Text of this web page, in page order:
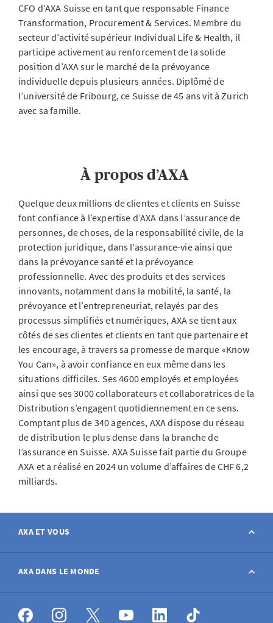
CFO d’AXA Suisse en tant que responsable Finance
Transformation, Procurement & Services. Membre du
secteur d’activité supérieur Individual Life & Health, il
participe activement au renforcement de la solide
position d’AXA sur le marché de la prévoyance
individuelle depuis plusieurs années. Diplômé de
l’université de Fribourg, ce Suisse de 45 ans vit à Zurich
avec sa famille.
À propos d’AXA
Quelque deux millions de clientes et clients en Suisse
font confiance à l’expertise d’AXA dans l’assurance de
personnes, de choses, de la responsabilité civile, de la
protection juridique, dans l’assurance-vie ainsi que
dans la prévoyance santé et la prévoyance
professionnelle. Avec des produits et des services
innovants, notamment dans la mobilité, la santé, la
prévoyance et l’entrepreneuriat, relayés par des
processus simplifiés et numériques, AXA se tient aux
côtés de ses clientes et clients en tant que partenaire et
les encourage, à travers sa promesse de marque «Know
You Can», à avoir confiance en eux même dans les
situations difficiles. Ses 4600 employés et employées
ainsi que ses 3000 collaborateurs et collaboratrices de la
Distribution s’engagent quotidiennement en ce sens.
Comptant plus de 340 agences, AXA dispose du réseau
de distribution le plus dense dans la branche de
l’assurance en Suisse. AXA Suisse fait partie du Groupe
AXA et a réalisé en 2024 un volume d’affaires de CHF 6,2
milliards.
AXA ET VOUS
Contact
Déclarer sinistre
AXA DANS LE MONDE
AXA dans le monde